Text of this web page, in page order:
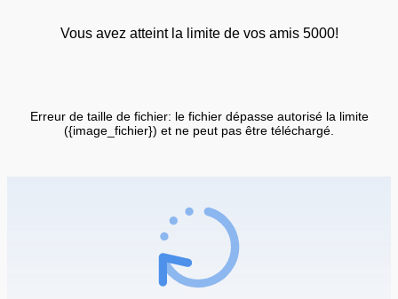
Vous avez atteint la limite de vos amis 5000!
Erreur de taille de fichier: le fichier dépasse autorisé la limite
({image_fichier}) et ne peut pas être téléchargé.